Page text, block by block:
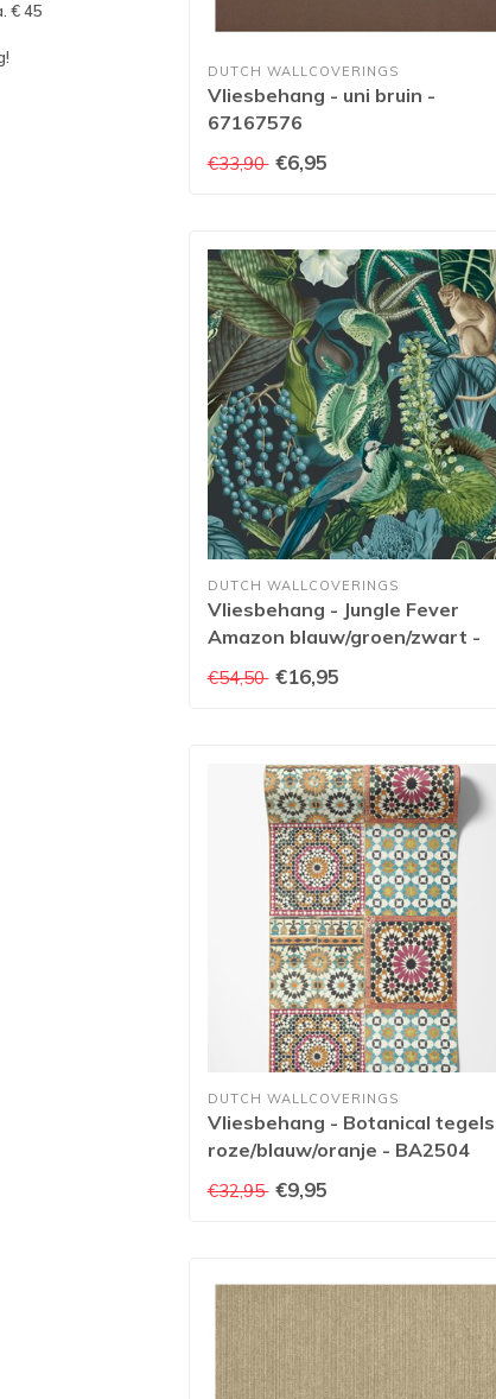
€ 45
DUTCH WALLCOVERINGS
Vliesbehang - uni bruin -
67167576
€33,90 €6,95
DUTCH WALLCOVERINGS
Vliesbehang - Jungle Fever
Amazon blauw/groen/zwart -
€54,50 €16,95
DUTCH WALLCOVERINGS
Vliesbehang - Botanical tegels
roze/blauw/oranje - BA2504
€32,95 €9,95